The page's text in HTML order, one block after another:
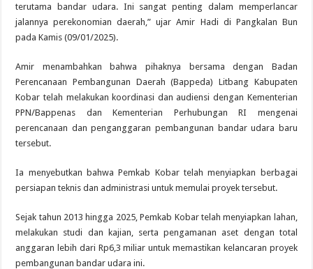
terutama bandar udara. Ini sangat penting dalam memperlancar
jalannya perekonomian daerah,” ujar Amir Hadi di Pangkalan Bun
pada Kamis (09/01/2025).
Amir menambahkan bahwa pihaknya bersama dengan Badan
Perencanaan Pembangunan Daerah (Bappeda) Litbang Kabupaten
Kobar telah melakukan koordinasi dan audiensi dengan Kementerian
PPN/Bappenas dan Kementerian Perhubungan RI mengenai
perencanaan dan penganggaran pembangunan bandar udara baru
tersebut.
Ia menyebutkan bahwa Pemkab Kobar telah menyiapkan berbagai
persiapan teknis dan administrasi untuk memulai proyek tersebut.
Sejak tahun 2013 hingga 2025, Pemkab Kobar telah menyiapkan lahan,
melakukan studi dan kajian, serta pengamanan aset dengan total
anggaran lebih dari Rp6,3 miliar untuk memastikan kelancaran proyek
pembangunan bandar udara ini.